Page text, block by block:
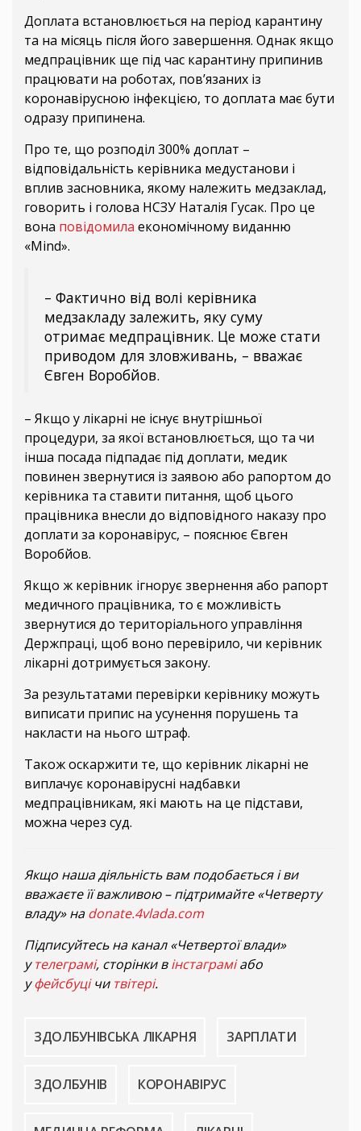
Доплата встановлюється на період карантину
та на місяць після його завершення. Однак якщо
медпрацівник ще під час карантину припинив
працювати на роботах, пов’язаних із
коронавірусною інфекцією, то доплата має бути
одразу припинена.
Про те, що розподіл 300% доплат –
відповідальність керівника медустанови і
вплив засновника, якому належить медзаклад,
говорить і голова НСЗУ Наталія Гусак. Про це
вона повідомила економічному виданню
«Mind».
– Фактично від волі керівника
медзакладу залежить, яку суму
отримає медпрацівник. Це може стати
приводом для зловживань, – вважає
Євген Воробйов.
– Якщо у лікарні не існує внутрішньої
процедури, за якої встановлюється, що та чи
інша посада підпадає під доплати, медик
повинен звернутися із заявою або рапортом до
керівника та ставити питання, щоб цього
працівника внесли до відповідного наказу про
доплати за коронавірус, – пояснює Євген
Воробйов.
Якщо ж керівник ігнорує звернення або рапорт
медичного працівника, то є можливість
звернутися до територіального управління
Держпраці, щоб воно перевірило, чи керівник
лікарні дотримується закону.
За результатами перевірки керівнику можуть
виписати припис на усунення порушень та
накласти на нього штраф.
Також оскаржити те, що керівник лікарні не
виплачує коронавірусні надбавки
медпрацівникам, які мають на це підстави,
можна через суд.
Якщо наша діяльність вам подобається і ви
вважаєте її важливою – підтримайте «Четверту
владу» наdonate.4vlada.com
Підписуйтесь на канал «Четвертої влади»
утелеграмі, сторінки вінстаграміабо
уфейсбуцічи твітері.
ЗДОЛБУНІВСЬКА ЛІКАРНЯ ЗАРПЛАТИ
ЗДОЛБУНІВ КОРОНАВІРУС